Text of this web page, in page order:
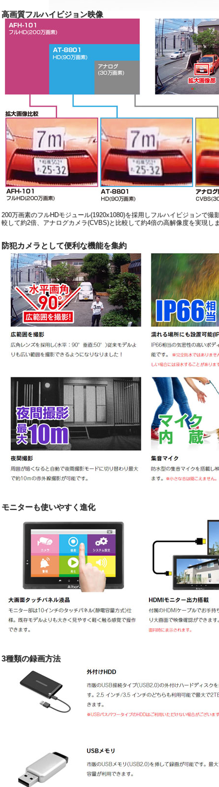
高画質フルハイビジョン映像
200万画素のフルHDモジュール(1920x1080)を採用しフルハイビジョンで撮
較して約2倍、アナログカメラ(CVBS)と比較して約4倍の高解像度を実現し
防犯カメラとして便利な機能を集約
モニターも使いやすく進化
3種類の録画方法